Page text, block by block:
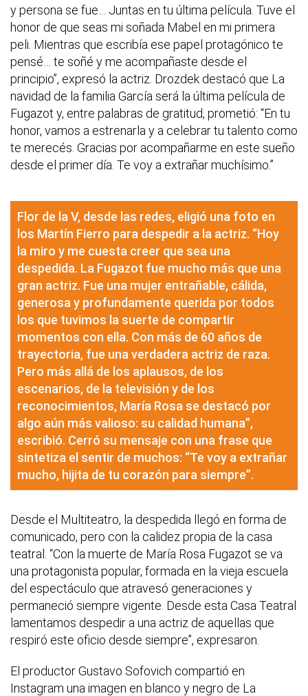
y persona se fue… Juntas en tu última película. Tuve el
honor de que seas mi soñada Mabel en mi primera
peli. Mientras que escribía ese papel protagónico te
pensé… te soñé y me acompañaste desde el
principio”, expresó la actriz. Drozdek destacó que La
navidad de la familia García será la última película de
Fugazot y, entre palabras de gratitud, prometió: “En tu
honor, vamos a estrenarla y a celebrar tu talento como
te merecés. Gracias por acompañarme en este sueño
desde el primer día. Te voy a extrañar muchísimo.”
Flor de la V, desde las redes, eligió una foto en
los Martín Fierro para despedir a la actriz. “Hoy
la miro y me cuesta creer que sea una
despedida. La Fugazot fue mucho más que una
gran actriz. Fue una mujer entrañable, cálida,
generosa y profundamente querida por todos
los que tuvimos la suerte de compartir
momentos con ella. Con más de 60 años de
trayectoria, fue una verdadera actriz de raza.
Pero más allá de los aplausos, de los
escenarios, de la televisión y de los
reconocimientos, María Rosa se destacó por
algo aún más valioso: su calidad humana”,
escribió. Cerró su mensaje con una frase que
sintetiza el sentir de muchos: “Te voy a extrañar
mucho, hijita de tu corazón para siempre”.
Desde el Multiteatro, la despedida llegó en forma de
comunicado, pero con la calidez propia de la casa
teatral. “Con la muerte de María Rosa Fugazot se va
una protagonista popular, formada en la vieja escuela
del espectáculo que atravesó generaciones y
permaneció siempre vigente. Desde esta Casa Teatral
lamentamos despedir a una actriz de aquellas que
respiró este oficio desde siempre”, expresaron.
El productor Gustavo Sofovich compartió en
Instagram una imagen en blanco y negro de La